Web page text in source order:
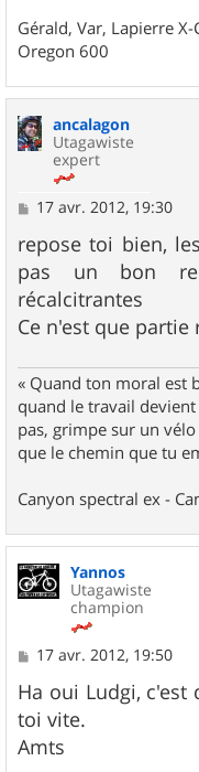
Gérald, Var, Lapierre X-
Oregon 600
ancalagon
Utagawiste
expert
M
s
s
a
g
e
17 avr. 2012, 19:30
repose toi bien,
pas un bon
récalcitrantes
Ce n'est que partie
« Quand ton moral est
quand le travail devient
pas, grimpe sur un
que le chemin que tu
Canyon spectral ex -
Yannos
Utagawiste
champion
M
s
s
a
g
e
17 avr. 2012, 19:50
Ha oui Ludgi,
toi vite.
Amts